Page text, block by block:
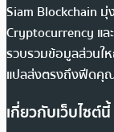
Siam Blockchain มุ่
Cryptocurrency แล
รวบรวมข้อมูลส่วนใ
แปลส่งตรงถึงฟีดคุ
เกี่ยวกับเว็บไซต์นี้